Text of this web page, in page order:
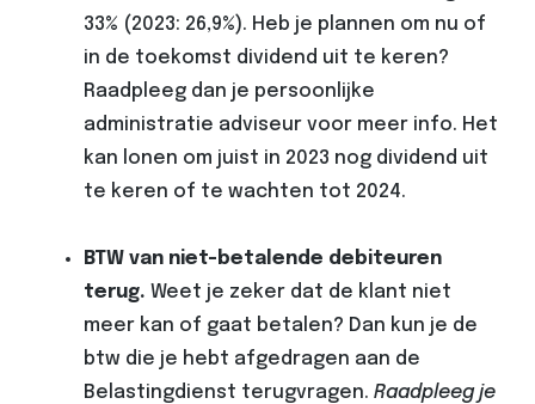
33% (2023: 26,9%). Heb je plannen om nu of
in de toekomst dividend uit te keren?
Raadpleeg dan je persoonlijke
administratie adviseur voor meer info. Het
kan lonen om juist in 2023 nog dividend uit
te keren of te wachten tot 2024.
BTW van niet-betalende debiteuren
terug. Weet je zeker dat de klant niet
meer kan of gaat betalen? Dan kun je de
btw die je hebt afgedragen aan de
Belastingdienst terugvragen. Raadpleeg je